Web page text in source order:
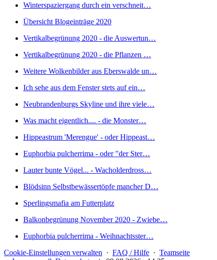
Winterspaziergang durch ein verschneit…
Übersicht Blogeinträge 2020
Vertikalbegrünung 2020 - die Auswertun…
Vertikalbegrünung 2020 - die Pflanzen …
Weitere Wolkenbilder aus Eberswalde un…
Ich sehe aus dem Fenster stets auf ein…
Neubrandenburgs Skyline und ihre viele…
Was macht eigentlich.... - die Monster…
Hippeastrum 'Merengue' - oder Hippeast…
Euphorbia pulcherrima - oder "der Ster…
Lauter bunte Vögel... - Wacholderdross…
Blödsinn Selbstbewässertöpfe mancher D…
Sperlingsmafia am Futterplatz
Balkonbegrünung November 2020 - Zwiebe…
Euphorbia pulcherrima - Weihnachtsster…
Cookie-Einstellungen verwalten · FAQ / Hilfe · Teamseite